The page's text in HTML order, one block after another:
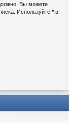
Вы можете
Используйте *в